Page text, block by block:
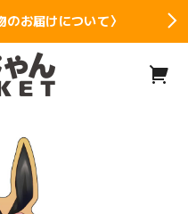
のお届けについて〉